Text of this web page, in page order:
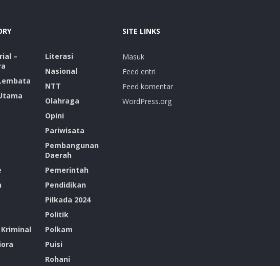
–
Literasi
Nasional
NTT
Olahraga
Opini
Pariwisata
Pembangunan
Daerah
Pemerintah
Pendidikan
Pilkada 2024
Politik
Polkam
Puisi
Rohani
SITE LINKS
Masuk
Feed entri
Feed komentar
WordPress.org